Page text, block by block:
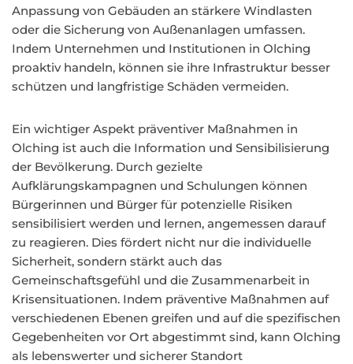
Anpassung von Gebäuden an stärkere Windlasten
oder die Sicherung von Außenanlagen umfassen.
Indem Unternehmen und Institutionen in Olching
proaktiv handeln, können sie ihre Infrastruktur besser
schützen und langfristige Schäden vermeiden.
Ein wichtiger Aspekt präventiver Maßnahmen in
Olching ist auch die Information und Sensibilisierung
der Bevölkerung. Durch gezielte
Aufklärungskampagnen und Schulungen können
Bürgerinnen und Bürger für potenzielle Risiken
sensibilisiert werden und lernen, angemessen darauf
zu reagieren. Dies fördert nicht nur die individuelle
Sicherheit, sondern stärkt auch das
Gemeinschaftsgefühl und die Zusammenarbeit in
Krisensituationen. Indem präventive Maßnahmen auf
verschiedenen Ebenen greifen und auf die spezifischen
Gegebenheiten vor Ort abgestimmt sind, kann Olching
als lebenswerter und sicherer Standort